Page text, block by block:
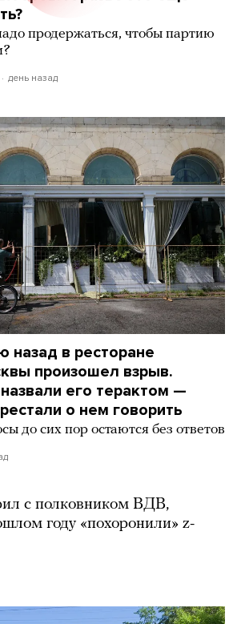
продержаться, чтобы партию
день назад
назад в ресторане
произошел взрыв.
его терактом —
о нем говорить
до сих пор остаются без ответов
с полковником ВДВ,
году «похоронили» z-